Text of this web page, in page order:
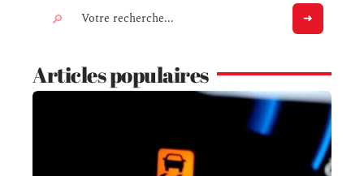
Articles populaires